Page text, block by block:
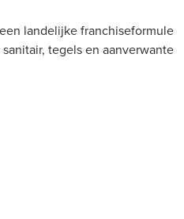
landelijke franchiseformule
tegels en aanverwante